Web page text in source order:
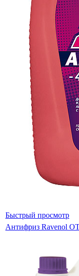
Быстрый просмотр
Антифриз Ravenol